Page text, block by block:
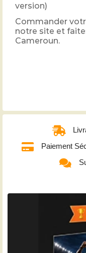
version)
Commander
notre site et
Cameroun.
Paiement